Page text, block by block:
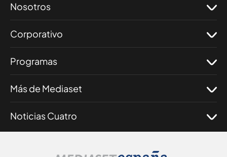
Nosotros
Corporativo
Programas
Más de Mediaset
Noticias Cuatro